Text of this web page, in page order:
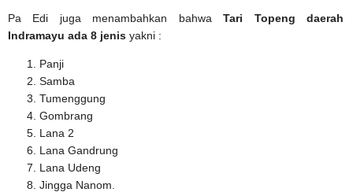
Pa Edi juga menambahkan bahwaTari Topeng daerah
Indramayu ada 8 jenis yakni :
Panji
Samba
Tumenggung
Gombrang
Lana 2
Lana Gandrung
Lana Udeng
Jingga Nanom.